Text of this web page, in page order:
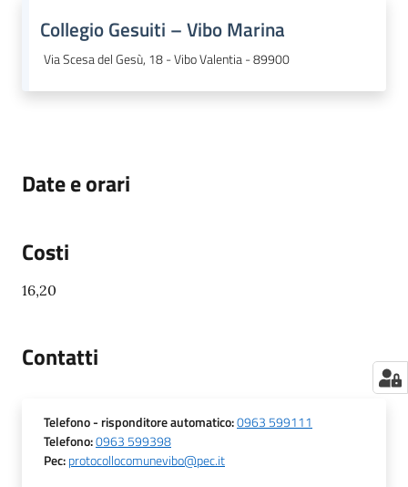
Collegio Gesuiti – Vibo Marina
Via Scesa del Gesù, 18 - Vibo Valentia - 89900
Date e orari
Costi
16,20
Contatti
Telefono- risponditore automatico:0963 599111
Telefono:0963 599398
Pec:protocollocomunevibo@pec.it